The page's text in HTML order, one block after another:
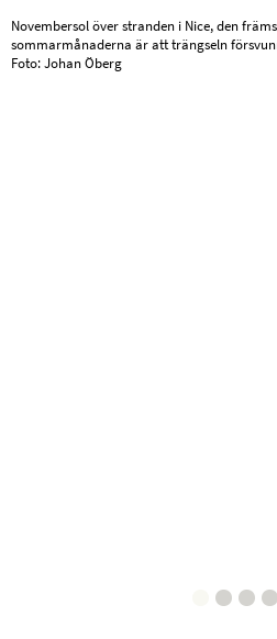
Novembersol över stranden i Nice, den
sommarmånaderna är att trängseln
Foto: Johan Öberg